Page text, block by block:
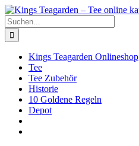
Zum
Inhalt
springen
Facebook
X
Instagram
Pinterest
Suche
nach:
Kings Teagarden Onlineshop
Tee
Tee Zubehör
Historie
10 Goldene Regeln
Depot